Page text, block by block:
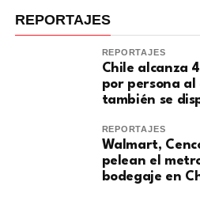
REPORTAJES
REPORTAJES
Chile alcanza
por persona
también se
REPORTAJES
Walmart,
pelean el
bodegaje en